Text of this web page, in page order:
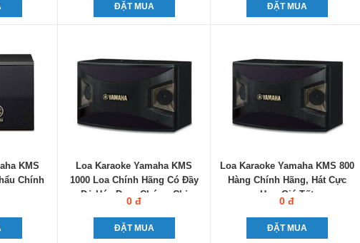
ĐẶT MUA ĐẶT MUA
KMS
Chính
Loa Karaoke Yamaha KMS
1000 Loa Chính Hãng Có Đầy
Đủ Hóa Đơn, Chứng Chỉ
0 đ
ĐẶT MUA
Loa Karaoke Yamaha KMS 800
Hàng Chính Hãng, Hát Cực
Hay, Giá Tốt
0 đ
ĐẶT MUA